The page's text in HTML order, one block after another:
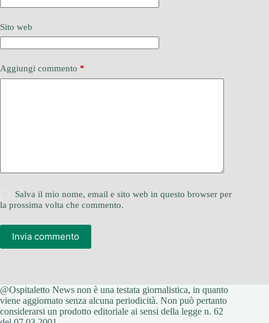
Sito web
Aggiungi commento *
Salva il mio nome, email e sito web in questo browser per
la prossima volta che commento.
Invia commento
@Ospitaletto News non è una testata giornalistica, in quanto
viene aggiornato senza alcuna periodicità. Non può pertanto
considerarsi un prodotto editoriale ai sensi della legge n. 62